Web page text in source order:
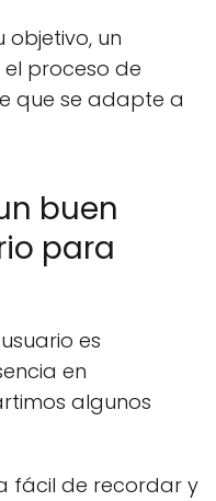
un
proceso de
que se adapte a
buen
para
es
en
algunos
fácil de recordar y